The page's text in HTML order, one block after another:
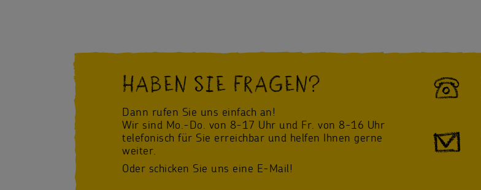
HABEN SIE FRAGEN?
Dann rufen Sie uns einfach an!
Wir sind Mo.-Do. von 8-17 Uhr und Fr. von 8-16 Uhr
telefonisch für Sie erreichbar und helfen Ihnen gerne
weiter.
Oder schicken Sie uns eine E-Mail!